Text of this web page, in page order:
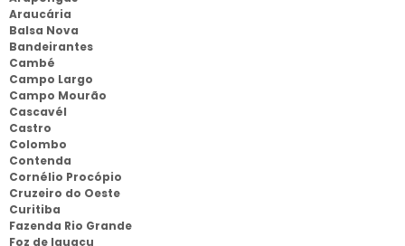
Araucária
Balsa Nova
Bandeirantes
Cambé
Campo Largo
Campo Mourão
Cascavél
Castro
Colombo
Contenda
Cornélio Procópio
Cruzeiro do Oeste
Curitiba
Fazenda Rio Grande
Foz de Iguaçu